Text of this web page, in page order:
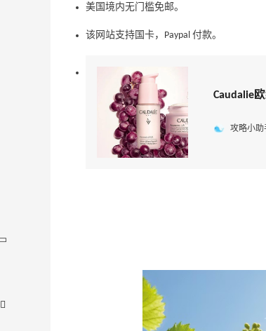
美国境内无门槛免邮。
该网站支持国卡，Paypal 付款。
Caudalie
攻略小助